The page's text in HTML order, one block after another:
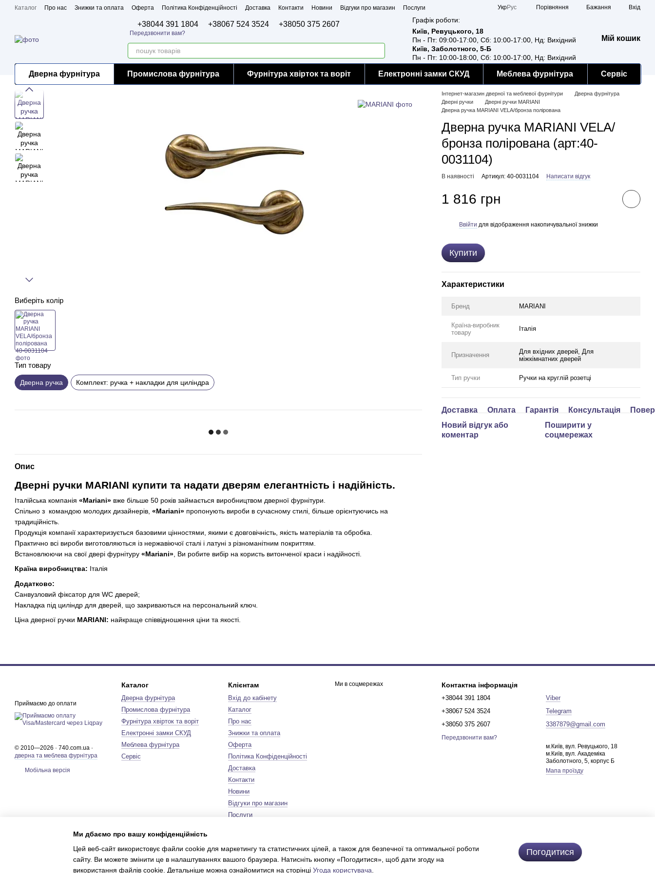
Перейти до основного контенту
Каталог Про нас Знижки та оплата Оферта Політика Конфіденційності Доставка Контакти Новини Відгуки про магазин
Послуги
УкрРус Порівняння Бажання Вхід
+38044 391 1804 +38067 524 3524 +38050 375 2607
Передзвонити вам?
Графік роботи:
Київ, Ревуцького, 18
Пн - Пт: 09:00-17:00, Сб: 10:00-17:00, Нд: Вихідний
Київ, Заболотного, 5-Б
Пн - Пт: 10:00-18:00, Сб: 10:00-17:00, Нд: Вихідний
Мій кошик
Дверна фурнітура Промислова фурнітура Фурнітура хвірток та воріт Електронні замки СКУД Меблева фурнітура Сервіс
Виберіть колір
Тип товару
Дверна ручка Комплект: ручка + накладки для циліндра
Опис
Дверні ручки MARIANI купити та надати дверям елегантність і надійність.
Італійська компанія «Mariani» вже більше 50 років займається виробництвом дверної фурнітури.
Спільно з командою молодих дизайнерів, «Mariani» пропонують вироби в сучасному стилі, більше орієнтуючись на
традиційність.
Продукція компанії характеризується базовими цінностями, якими є довговічність, якість матеріалів та обробка.
Практично всі вироби виготовляються із нержавіючої сталі і латуні з різноманітним покриттям.
Встановлюючи на свої двері фурнітуру «Mariani» , Ви робите вибір на користь витонченої краси і надійності.
Країна виробництва: Італія
Додатково:
Санвузловий фіксатор для WC дверей;
Накладка під циліндр для дверей, що закриваються на персональний ключ.
Ціна дверної ручки MARIANI: найкраще співвідношення ціни та якості.
Інтернет-магазин дверної та меблевої фурнітури
Дверна фурнітура
Дверні ручки
Дверні ручки MARIANI
Дверна ручка MARIANI VELA/бронза полірована
Дверна ручка MARIANI VELA/
бронза полірована (арт:40-
0031104)
В наявності Артикул: 40-0031104 Написати відгук
1 816 грн
Ввійти для відображення накопичувальної знижки
Купити
Характеристики
Бренд MARIANI
Країна-виробник
товару
Італія
Призначення
Для вхідних дверей, Для
міжкімнатних дверей
Тип ручки Ручки на круглій розетці
Доставка Оплата Гарантія Консультація
Новий відгук або
коментар
Поширити у
соцмережах
Приймаємо до оплати
© 2010—2026 · 740.com.ua ·
дверна та меблева фурнітура
Мобільна версія
Каталог
Дверна фурнітура
Промислова фурнітура
Фурнітура хвірток та воріт
Електронні замки СКУД
Меблева фурнітура
Сервіс
Клієнтам
Вхід до кабінету
Каталог
Про нас
Знижки та оплата
Оферта
Політика Конфіденційності
Доставка
Контакти
Новини
Відгуки про магазин
Послуги
Сертифікати
Ми в соцмережах
Інтернет-магазин створений з
Контактна інформація
+38044 391 1804
+38067 524 3524
+38050 375 2607
Передзвонити вам?
Viber
Telegram
3387879@gmail.com
м.Київ, вул. Ревуцького, 18
м.Київ, вул. Академіка
Заболотного, 5, корпус Б
Мапа проїзду
Ми дбаємо про вашу конфіденційність
Цей веб-сайт використовує файли cookie для маркетингу та статистичних цілей, а також для безпечної та оптимальної роботи
сайту. Ви можете змінити це в налаштуваннях вашого браузера. Натисніть кнопку «Погодитися», щоб дати згоду на
використання файлів cookie. Детальніше можна ознайомитися на сторінці Угода користувача
Погодитися